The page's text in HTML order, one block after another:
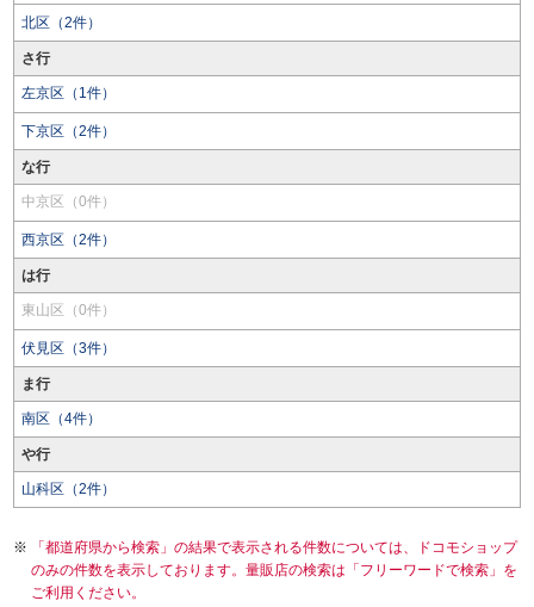
北区（2件）
さ行
左京区（1件）
下京区（2件）
な行
中京区（0件）
西京区（2件）
は行
東山区（0件）
伏見区（3件）
ま行
南区（4件）
や行
山科区（2件）
「都道府県から検索」の結果で表示される件数については、ドコモショップ
のみの件数を表示しております。量販店の検索は「フリーワードで検索」を
ご利用ください。